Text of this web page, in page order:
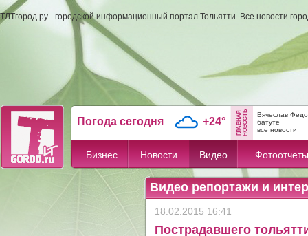
ТЛТгород.ру - городской информационный портал Тольятти. Все новости
Погода сегодня +24°
Вячеслав
батуте
все новости
Бизнес Новости Видео Фотоотчеты
Видео репортажи и
18.02.2015 16:41
Пострадавшего